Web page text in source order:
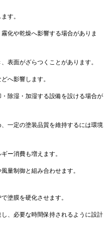
す。
化や乾燥へ影響する場合がありま
表面がざらつくことがあります。
へ影響します。
除湿・加湿する設備を設ける場合が
一定の塗装品質を維持するには環境
ー消費も増えます。
量制御と組み合わせます。
塗膜を硬化させます。
、必要な時間保持されるように設計